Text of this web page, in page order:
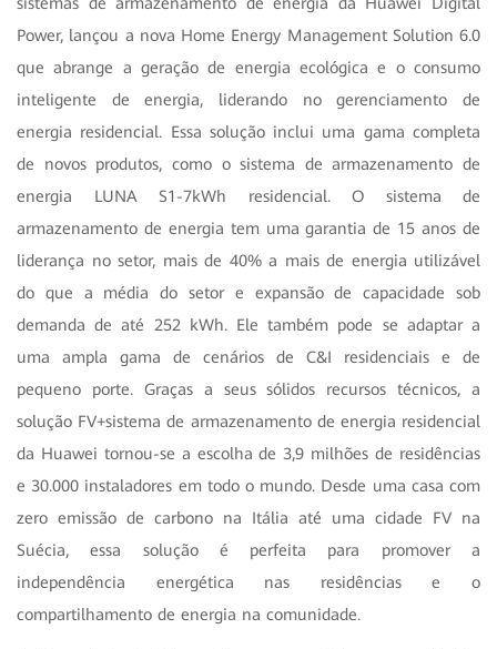
Power, lançou a nova Home Energy Management Solution 6.0
que abrange a geração de energia ecológica e o consumo
inteligente de energia, liderando no gerenciamento de
energia residencial. Essa solução inclui uma gama completa
de novos produtos, como o sistema de armazenamento de
energia LUNA S1-7kWh residencial. O sistema de
armazenamento de energia tem uma garantia de 15 anos de
liderança no setor, mais de 40% a mais de energia utilizável
do que a média do setor e expansão de capacidade sob
demanda de até 252 kWh. Ele também pode se adaptar a
uma ampla gama de cenários de C&I residenciais e de
pequeno porte. Graças a seus sólidos recursos técnicos, a
solução FV+sistema de armazenamento de energia residencial
da Huawei tornou-se a escolha de 3,9 milhões de residências
e 30.000 instaladores em todo o mundo. Desde uma casa com
zero emissão de carbono na Itália até uma cidade FV na
Suécia, essa solução é perfeita para promover a
independência energética nas residências e o
compartilhamento de energia na comunidade.